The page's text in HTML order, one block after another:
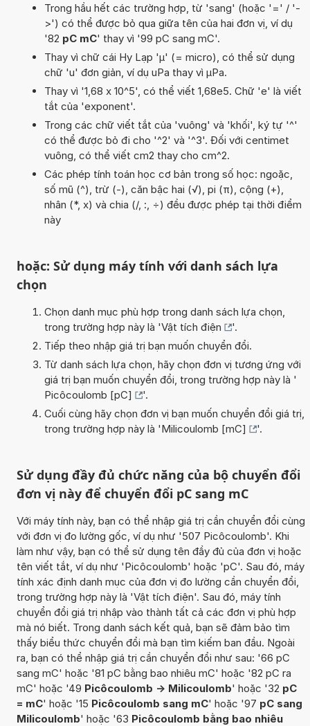
Trong hầu hết các trường hợp, từ 'sang' (hoặc '=' / '-
>') có thể được bỏ qua giữa tên của hai đơn vị, ví dụ
'82 pC mC' thay vì '99 pC sang mC'.
Thay vì chữ cái Hy Lạp 'µ' (= micro), có thể sử dụng
chữ 'u' đơn giản, ví dụ uPa thay vì µPa.
Thay vì '1,68 x 10^5', có thể viết 1,68e5. Chữ 'e' là viết
tắt của 'exponent'.
Trong các chữ viết tắt của 'vuông' và 'khối', ký tự '^'
có thể được bỏ đi cho '^2' và '^3'. Đối với centimet
vuông, có thể viết cm2 thay cho cm^2.
Các phép tính toán học cơ bản trong số học: ngoặc,
số mũ (^), trừ (-), căn bậc hai (√), pi (π), cộng (+),
nhân (*, x) và chia (/, :, ÷) đều được phép tại thời điểm
này
hoặc: Sử dụng máy tính với danh sách lựa
chọn
Chọn danh mục phù hợp trong danh sách lựa chọn,
trong trường hợp này là 'Vật tích điện
'.
Tiếp theo nhập giá trị bạn muốn chuyển đổi.
Từ danh sách lựa chọn, hãy chọn đơn vị tương ứng với
giá trị bạn muốn chuyển đổi, trong trường hợp này là '
Picôcoulomb [pC]
'.
Cuối cùng hãy chọn đơn vị bạn muốn chuyển đổi giá trị,
trong trường hợp này là 'Milicoulomb [mC] '.
Sử dụng đầy đủ chức năng của bộ chuyển đổi
đơn vị này để chuyển đổi pC sang mC
Với máy tính này, bạn có thể nhập giá trị cần chuyển đổi cùng
với đơn vị đo lường gốc, ví dụ như '507 Picôcoulomb'. Khi
làm như vậy, bạn có thể sử dụng tên đầy đủ của đơn vị hoặc
tên viết tắt, ví dụ như 'Picôcoulomb' hoặc 'pC'. Sau đó, máy
tính xác định danh mục của đơn vị đo lường cần chuyển đổi,
trong trường hợp này là 'Vật tích điện'. Sau đó, máy tính
chuyển đổi giá trị nhập vào thành tất cả các đơn vị phù hợp
mà nó biết. Trong danh sách kết quả, bạn sẽ đảm bảo tìm
thấy biểu thức chuyển đổi mà bạn tìm kiếm ban đầu. Ngoài
ra, bạn có thể nhập giá trị cần chuyển đổi như sau: '66 pC
sang mC' hoặc '81 pC bằng bao nhiêu mC' hoặc '82 pC ra
mC' hoặc '49 Picôcoulomb -> Milicoulomb' hoặc '32 pC
= mC' hoặc '15 Picôcoulomb sang mC' hoặc '97 pC sang
Milicoulomb' hoặc '63 Picôcoulomb bằng bao nhiêu